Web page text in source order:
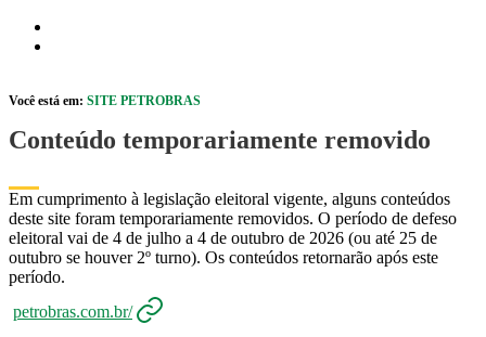
Você está em: SITE PETROBRAS
Conteúdo temporariamente removido
Em cumprimento à legislação eleitoral vigente, alguns conteúdos
deste site foram temporariamente removidos. O período de defeso
eleitoral vai de 4 de julho a 4 de outubro de 2026 (ou até 25 de
outubro se houver 2º turno). Os conteúdos retornarão após este
período.
petrobras.com.br/
caixa de cookies